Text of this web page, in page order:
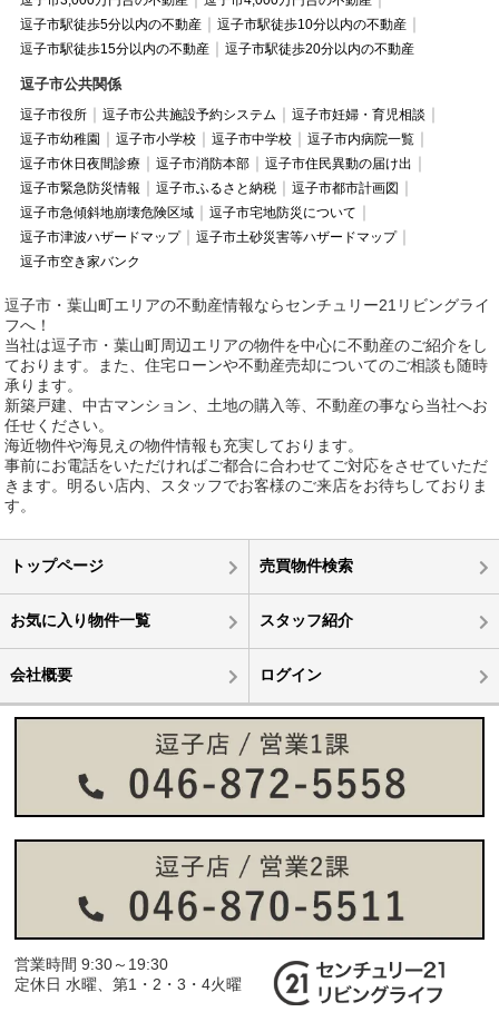
逗子市駅徒歩5分以内の不動産
逗子市駅徒歩10分以内の不動産
逗子市駅徒歩15分以内の不動産
逗子市駅徒歩20分以内の不動産
逗子市公共関係
逗子市役所 逗子市公共施設予約システム
逗子市妊婦・育児相談
逗子市幼稚園
逗子市小学校 逗子市中学校
逗子市内病院一覧
逗子市休日夜間診療
逗子市消防本部
逗子市住民異動の届け出
逗子市緊急防災情報
逗子市ふるさと納税
逗子市都市計画図
逗子市急傾斜地崩壊危険区域
逗子市宅地防災について
逗子市津波ハザードマップ
逗子市土砂災害等ハザードマップ
逗子市空き家バンク
逗子市・葉山町エリアの不動産情報ならセンチュリー21リビングライ
フへ！
当社は逗子市・葉山町周辺エリアの物件を中心に不動産のご紹介をし
ております。また、住宅ローンや不動産売却についてのご相談も随時
承ります。
新築戸建、中古マンション、土地の購入等、不動産の事なら当社へお
任せください。
海近物件や海見えの物件情報も充実しております。
事前にお電話をいただければご都合に合わせてご対応をさせていただ
きます。明るい店内、スタッフでお客様のご来店をお待ちしておりま
す。
トップページ 売買物件検索
お気に入り物件一覧 スタッフ紹介
会社概要 ログイン
営業時間 9:30～19:30
定休日 水曜、第1・2・3・4火曜